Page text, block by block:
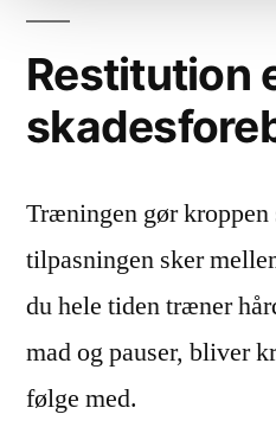
Restitution
Træningen gør
tilpasningen sker
du hele tiden træner
mad og pauser, bliver
følge med.